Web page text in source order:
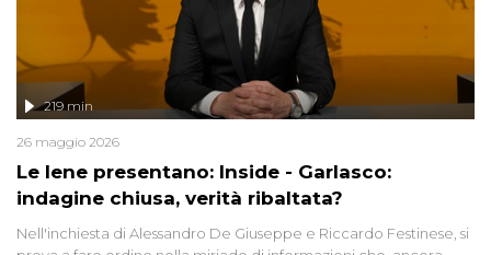
Le Iene presentano: Inside - Garlasco:
indagine chiusa, verità ribaltata?
219 min
26 maggio 2026
Nell'inchiesta di Alessandro De Giuseppe e Riccardo Festinese, si